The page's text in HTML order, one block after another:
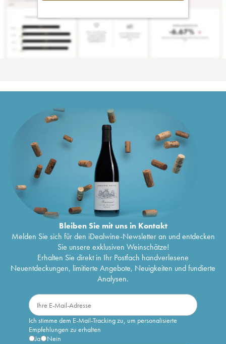
Bleiben Sie mit uns in Kontakt
Melden Sie sich für den iDealwine-Newsletter an und entdecken
Sie unsere exklusiven Weinschätze!
Erhalten Sie direkt in Ihr Postfach handverlesene
Neuentdeckungen, limitierte Angebote, Neuigkeiten und fundierte
Analysen.
Ich stimme dem E-Mail-Tracking zu, um personalisierte
Empfehlungen zu erhalten
Ja
Nein